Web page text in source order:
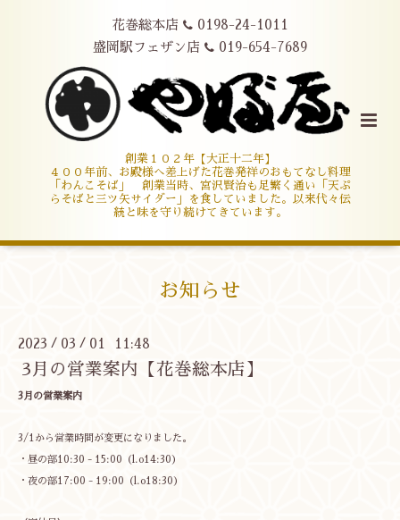
花巻総本店
0198-24-1011
盛岡駅フェザン店
019-654-7689
創業１０２年【大正十二年】
４００年前、お殿様へ差上げた花巻発祥のおもてなし料理
「わんこそば」 創業当時、宮沢賢治も足繁く通い「天ぷ
らそばと三ツ矢サイダー」を食していました。以来代々伝
統と味を守り続けてきています。
お知らせ
2023 / 03 / 01 11:48
3月の営業案内【花巻総本店】
3月の営業案内
3/1から営業時間が変更になりました。
・昼の部10:30 - 15:00（l.o14:30）
・夜の部17:00 - 19:00（l.o18:30）